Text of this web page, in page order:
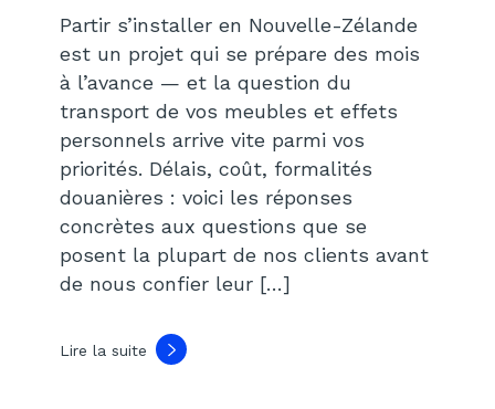
Partir s’installer en Nouvelle-Zélande
est un projet qui se prépare des mois
à l’avance — et la question du
transport de vos meubles et effets
personnels arrive vite parmi vos
priorités. Délais, coût, formalités
douanières : voici les réponses
concrètes aux questions que se
posent la plupart de nos clients avant
de nous confier leur […]
Lire la suite